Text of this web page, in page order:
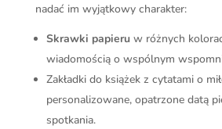
nadać im wyjątkowy charakter:
Skrawki papieruw różnych
wiadomością o wspólnym
Zakładki do książek z cytatami o
personalizowane, opatrzone datą
spotkania.